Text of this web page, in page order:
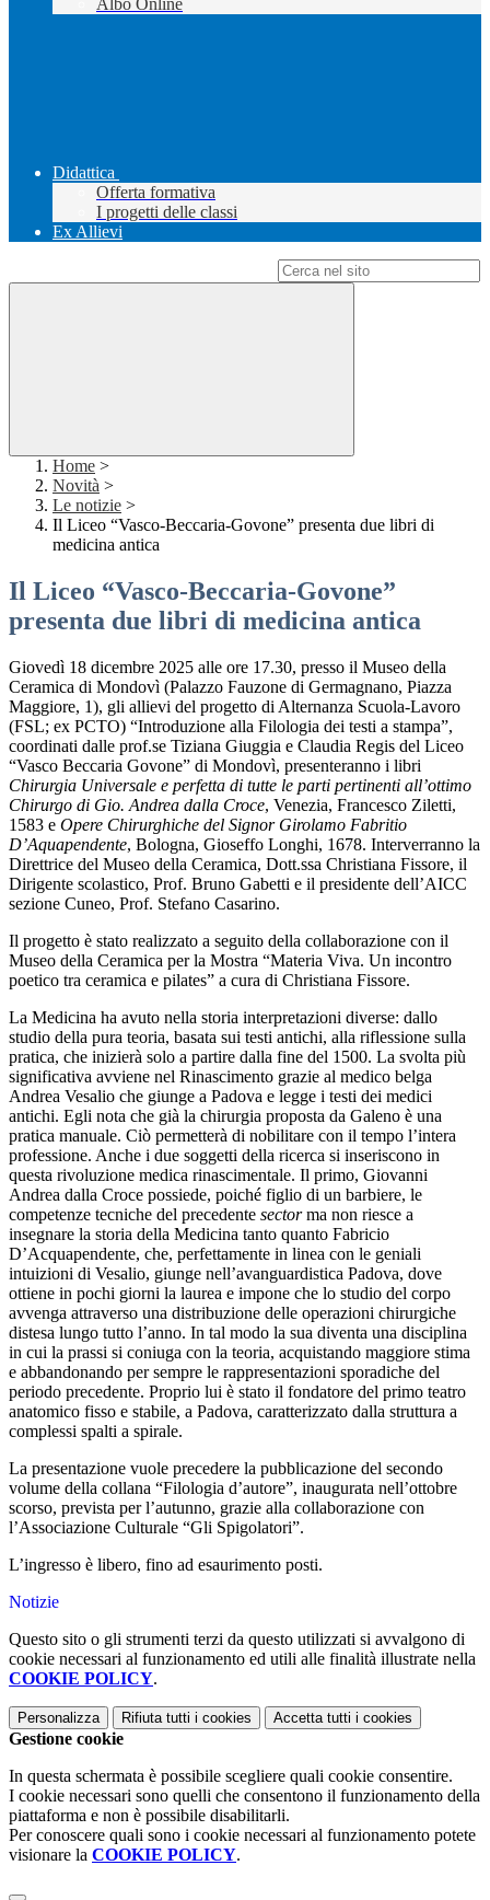
Albo Online
Didattica
Offerta formativa
I progetti delle classi
Ex Allievi
Home >
Novità >
Le notizie >
Il Liceo “Vasco-Beccaria-Govone” presenta due libri di
medicina antica
Il Liceo “Vasco-Beccaria-Govone”
presenta due libri di medicina antica
Giovedì 18 dicembre 2025 alle ore 17.30, presso il Museo della
Ceramica di Mondovì (Palazzo Fauzone di Germagnano, Piazza
Maggiore, 1), gli allievi del progetto di Alternanza Scuola-Lavoro
(FSL; ex PCTO) “Introduzione alla Filologia dei testi a stampa”,
coordinati dalle prof.se Tiziana Giuggia e Claudia Regis del Liceo
“Vasco Beccaria Govone” di Mondovì, presenteranno i libri
Chirurgia Universale e perfetta di tutte le parti pertinenti all’ottimo
Chirurgo di Gio. Andrea dalla Croce, Venezia, Francesco Ziletti,
1583 e Opere Chirurghiche del Signor Girolamo Fabritio
D’Aquapendente, Bologna, Gioseffo Longhi, 1678. Interverranno la
Direttrice del Museo della Ceramica, Dott.ssa Christiana Fissore, il
Dirigente scolastico, Prof. Bruno Gabetti e il presidente dell’AICC
sezione Cuneo, Prof. Stefano Casarino.
Il progetto è stato realizzato a seguito della collaborazione con il
Museo della Ceramica per la Mostra “Materia Viva. Un incontro
poetico tra ceramica e pilates” a cura di Christiana Fissore.
La Medicina ha avuto nella storia interpretazioni diverse: dallo
studio della pura teoria, basata sui testi antichi, alla riflessione sulla
pratica, che inizierà solo a partire dalla fine del 1500. La svolta più
significativa avviene nel Rinascimento grazie al medico belga
Andrea Vesalio che giunge a Padova e legge i testi dei medici
antichi. Egli nota che già la chirurgia proposta da Galeno è una
pratica manuale. Ciò permetterà di nobilitare con il tempo l’intera
professione. Anche i due soggetti della ricerca si inseriscono in
questa rivoluzione medica rinascimentale. Il primo, Giovanni
Andrea dalla Croce possiede, poiché figlio di un barbiere, le
competenze tecniche del precedente sectorma non riesce a
insegnare la storia della Medicina tanto quanto Fabricio
D’Acquapendente, che, perfettamente in linea con le geniali
intuizioni di Vesalio, giunge nell’avanguardistica Padova, dove
ottiene in pochi giorni la laurea e impone che lo studio del corpo
avvenga attraverso una distribuzione delle operazioni chirurgiche
distesa lungo tutto l’anno. In tal modo la sua diventa una disciplina
in cui la prassi si coniuga con la teoria, acquistando maggiore stima
e abbandonando per sempre le rappresentazioni sporadiche del
periodo precedente. Proprio lui è stato il fondatore del primo teatro
anatomico fisso e stabile, a Padova, caratterizzato dalla struttura a
complessi spalti a spirale.
La presentazione vuole precedere la pubblicazione del secondo
volume della collana “Filologia d’autore”, inaugurata nell’ottobre
scorso, prevista per l’autunno, grazie alla collaborazione con
l’Associazione Culturale “Gli Spigolatori”.
L’ingresso è libero, fino ad esaurimento posti.
Notizie
Questo sito o gli strumenti terzi da questo utilizzati si avvalgono di
cookie necessari al funzionamento ed utili alle finalità illustrate nella
COOKIE POLICY.
Personalizza Rifiuta tutti i cookies Accetta tutti i cookies
Gestione cookie
In questa schermata è possibile scegliere quali cookie consentire.
I cookie necessari sono quelli che consentono il funzionamento della
piattaforma e non è possibile disabilitarli.
Per conoscere quali sono i cookie necessari al funzionamento potete
visionare la COOKIE POLICY.